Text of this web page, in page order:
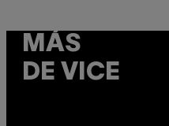
MÁS
DE VICE